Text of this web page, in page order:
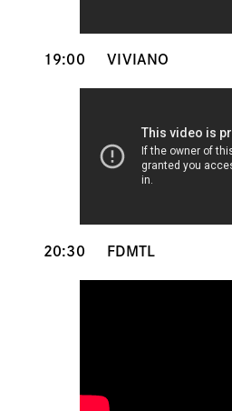
19:00 VIVIANO
20:30 FDMTL